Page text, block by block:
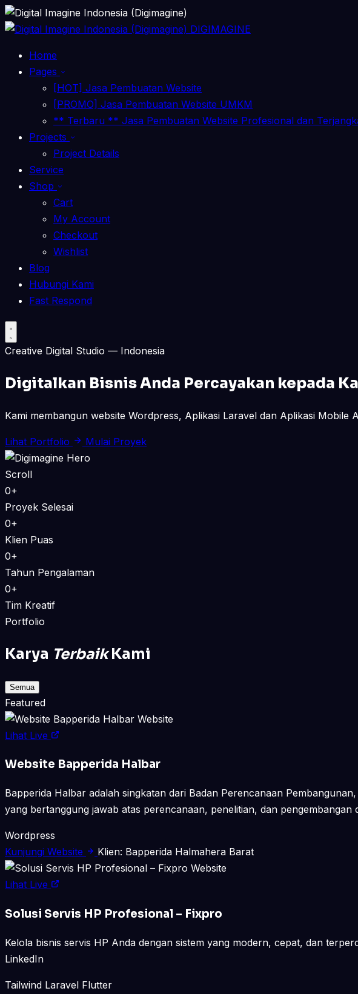
DIGIMAGINE
Home
Pages
[HOT] Jasa Pembuatan Website
[PROMO] Jasa Pembuatan Website UMKM
** Terbaru ** Jasa Pembuatan Website Profesional dan
Projects
Project Details
Service
Shop
Cart
My Account
Checkout
Wishlist
Blog
Hubungi Kami
Fast Respond
Creative Digital Studio — Indonesia
Digitalkan Bisnis Anda Percayakan kepada
Kami membangun website Wordpress, Aplikasi Laravel dan Aplikasi
Lihat Portfolio Mulai Proyek
Scroll
0+
Proyek Selesai
0+
Klien Puas
0+
Tahun Pengalaman
0+
Tim Kreatif
Portfolio
Karya TerbaikKami
Semua
Featured
Website
Lihat Live
Website Bapperida Halbar
Bapperida Halbar adalah singkatan dari Badan Perencanaan
yang bertanggung jawab atas perencanaan, penelitian, dan
Wordpress
Kunjungi Website
Klien: Bapperida Halmahera Barat
Website
Lihat Live
Solusi Servis HP Profesional – Fixpro
Kelola bisnis servis HP Anda dengan sistem yang modern, cepat, dan
LinkedIn
Tailwind Laravel Flutter